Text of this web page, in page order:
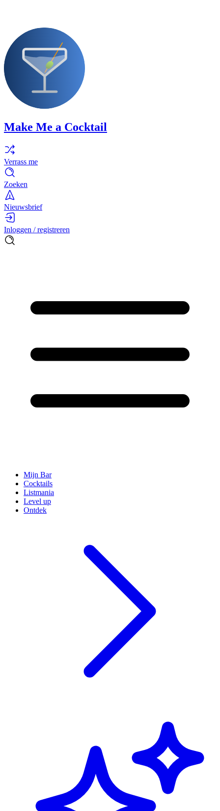
Make Me a Cocktail
Verrass me
Zoeken
Nieuwsbrief
Inloggen / registreren
Mijn Bar
Cocktails
Listmania
Level up
Ontdek